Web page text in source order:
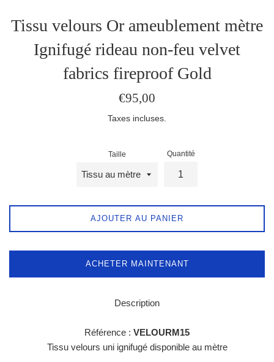
Tissu velours Or ameublement mètre
Ignifugé rideau non-feu velvet
fabrics fireproof Gold
Prix
€95,00
Taxes incluses.
Taille Quantité
AJOUTER AU PANIER
ACHETER MAINTENANT
Description
Référence : VELOURM15
Tissu velours uni ignifugé disponible au mètre